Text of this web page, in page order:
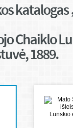
Chaiklo
1889.